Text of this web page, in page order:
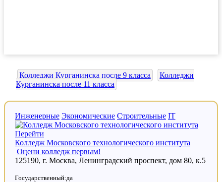
Колледжи Курганинска после 9 класса
Колледжи
Курганинска после 11 класса
Инженерные Экономические Строительные IT
Перейти
Колледж Московского технологического института
Оцени колледж первым!
125190, г. Москва, Ленинградский проспект, дом 80, к.5
Государственный:да